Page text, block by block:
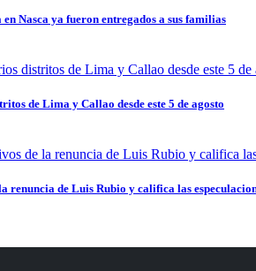
Nasca ya fueron entregados a sus familias
de Lima y Callao desde este 5 de agosto
de Luis Rubio y califica las